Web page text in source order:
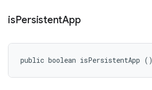
isPersistentApp
public boolean isPersistentApp ()